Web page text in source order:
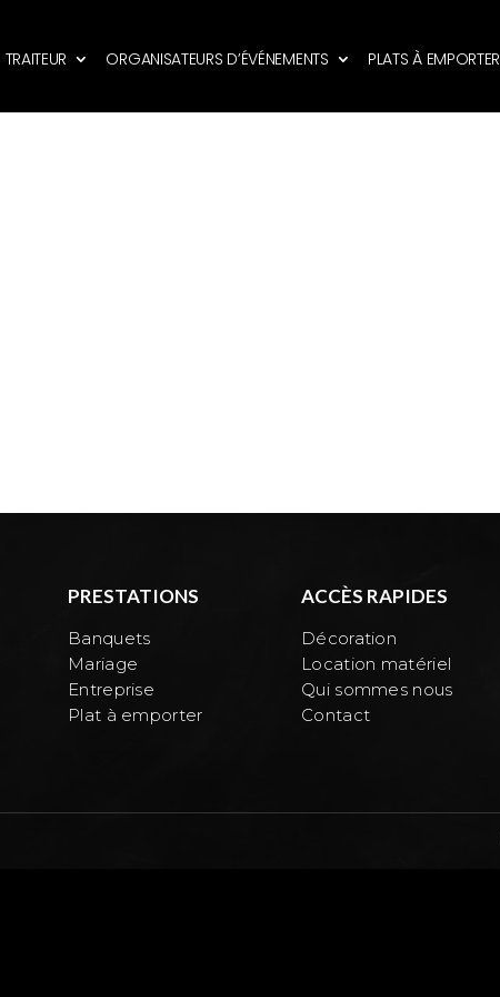
TRAITEUR ORGANISATEURS D’ÉVÉNEMENTS PLATS À EMPORTER
PRESTATIONS
Banquets
Mariage
Entreprise
Plat à emporter
ACCÈS RAPIDES
Décoration
Location matériel
Qui sommes nous
Contact